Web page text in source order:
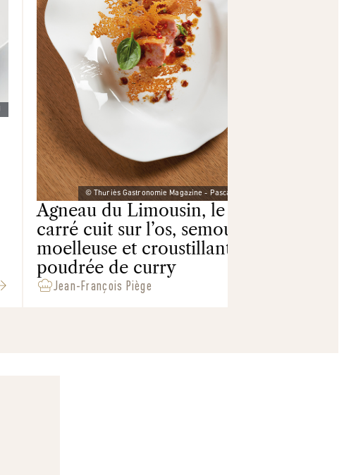
© Thuriès Gastronomie Magazine - Pascal Lattes
Salé
Agneau du Limousin, le
carré cuit sur l’os, semoule
moelleuse et croustillante,
poudrée de curry
Jean-François Piège